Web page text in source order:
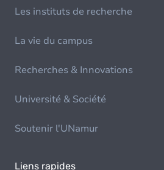
Les instituts de recherche
La vie du campus
Recherches & Innovations
Université & Société
Soutenir l'UNamur
Liens rapides